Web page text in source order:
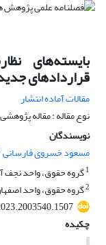
بایسته‌های
قراردادهای
مقالات آماده انتشار
نوع مقاله : مقاله پژوهشی
نویسندگان
مسعود خسروی فارسانی
1گروه حقوق، واحد نجف
2گروه حقوق، واحد
چکیده